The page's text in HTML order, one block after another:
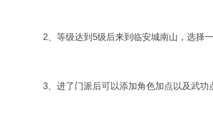
2、等级达到5级后来到临安城南山，选择
3、进了门派后可以添加角色加点以及武功